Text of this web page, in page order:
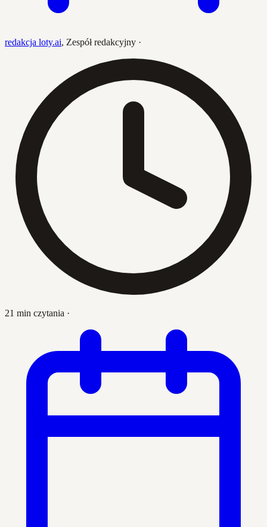
redakcja loty.ai, Zespół redakcyjny ·
21 min czytania ·